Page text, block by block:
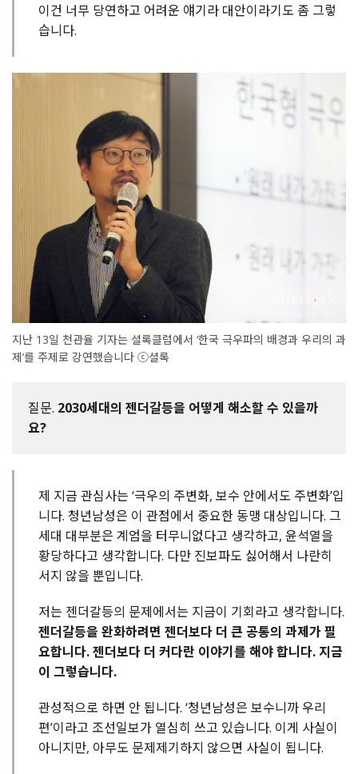
이건 너무 당연하고 어려운 얘기라 대안이라기도 좀 그렇
습니다.
지난 13일 천관율 기자는 셜록클럽에서 ‘한국 극우파의 배경과 우리의 과
제’를 주제로 강연했습니다 ⓒ셜록
질문. 2030세대의 젠더갈등을 어떻게 해소할 수 있을까
요?
제 지금 관심사는 ‘극우의 주변화, 보수 안에서도 주변화’입
니다. 청년남성은 이 관점에서 중요한 동맹 대상입니다. 그
세대 대부분은 계엄을 터무니없다고 생각하고, 윤석열을
황당하다고 생각합니다. 다만 진보파도 싫어해서 나란히
서지 않을 뿐입니다.
저는 젠더갈등의 문제에서는 지금이 기회라고 생각합니다.
젠더갈등을 완화하려면 젠더보다 더 큰 공통의 과제가 필
요합니다. 젠더보다 더 커다란 이야기를 해야 합니다. 지금
이 그렇습니다.
관성적으로 하면 안 됩니다. ‘청년남성은 보수니까 우리
편’이라고 조선일보가 열심히 쓰고 있습니다. 이게 사실이
아니지만, 아무도 문제제기하지 않으면 사실이 됩니다.